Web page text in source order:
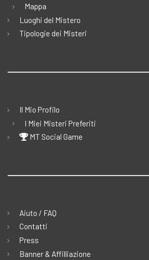
Mappa
Luoghi del Mistero
Tipologie dei Misteri
Il Mio Profilo
I Miei Misteri Preferiti
MT Social Game
Aiuto / FAQ
Contatti
Press
Banner & Affilliazione